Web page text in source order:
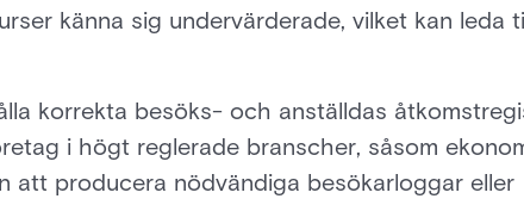
känna sig undervärderade, vilket kan leda
korrekta besöks- och anställdas
i högt reglerade branscher, såsom
att producera nödvändiga besökarloggar eller